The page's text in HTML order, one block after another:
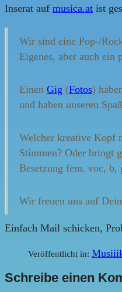
Inserat auf musica.at ist
Wir sind eine Pop-/
Eigenes, aber auch ein
Einen Gig (Fotos)
und haben unseren
Welcher kreative Kopf
Stimmen? Oder bringt
Besetzung fem. voc, b,
Wir freuen uns auf
Einfach Mail schicken,
Veröffentlicht in:
Schreibe einen